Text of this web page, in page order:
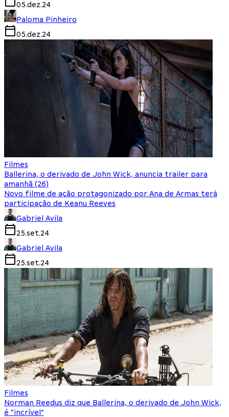
05.dez.24
Paloma Pinheiro
05.dez.24
Filmes
Ballerina, o derivado de John Wick, anuncia trailer para
amanhã (26)
Novo filme de ação protagonizado por Ana de Armas terá
participação de Keanu Reeves
Gabriel Avila
25.set.24
Gabriel Avila
25.set.24
Filmes
Norman Reedus diz que Ballerina, o derivado de John Wick,
é “incrível”